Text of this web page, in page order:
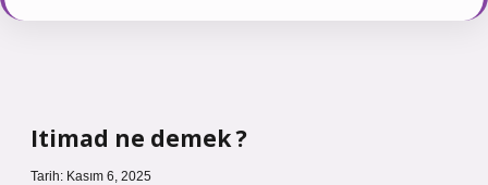
Itimad ne demek ?
Tarih: Kasım 6, 2025